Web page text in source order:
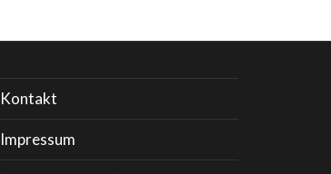
Kontakt
Impressum